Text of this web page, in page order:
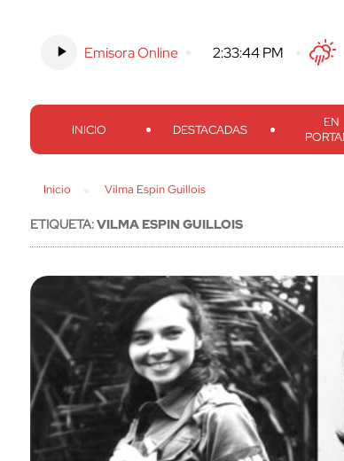
Emisora Online -2:33:45 PM Twitter
INICIO DESTACADAS
EN
Inicio Vilma Espin Guillois
ETIQUETA:VILMA ESPIN GUILLOIS